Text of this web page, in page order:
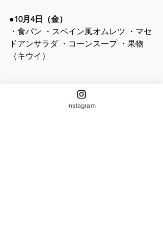
●10月4日（金）
・食パン ・スペイン風オムレツ ・マセ
ドアンサラダ ・コーンスープ ・果物
（キウイ）
Instagram